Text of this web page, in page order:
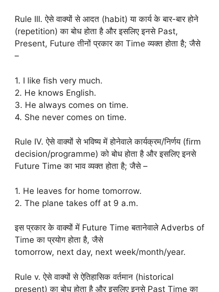
Rule III. ऐसे वाक्यों से आदत (habit) या कार्य के बार-बार होने
(repetition) का बोध होता है और इसलिए इनसे Past,
Present, Future तीनों प्रकार का Time व्यक्त होता है; जैसे
–
1. I like fish very much.
2. He knows English.
3. He always comes on time.
4. She never comes on time.
Rule IV. ऐसे वाक्यों से भविष्य में होनेवाले कार्यक्रम/निर्णय (firm
decision/programme) को बोध होता है और इसलिए इनसे
Future Time का भाव व्यक्त होता है; जैसे –
1. He leaves for home tomorrow.
2. The plane takes off at 9 a.m.
इस प्रकार के वाक्यों में Future Time बतानेवाले Adverbs of
Time का प्रयोग होता है, जैसे
tomorrow, next day, next week/month/year.
Rule v. ऐसे वाक्यों से ऐतिहासिक वर्तमान (historical
present) का बोध होता है और इसलिए इनसे Past Time का